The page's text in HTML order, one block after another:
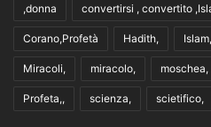
,donna convertirsi , convertito
Corano,Profetà Hadith, Islam,
Miracoli, miracolo, moschea,
Profeta,, scienza, scietifico,